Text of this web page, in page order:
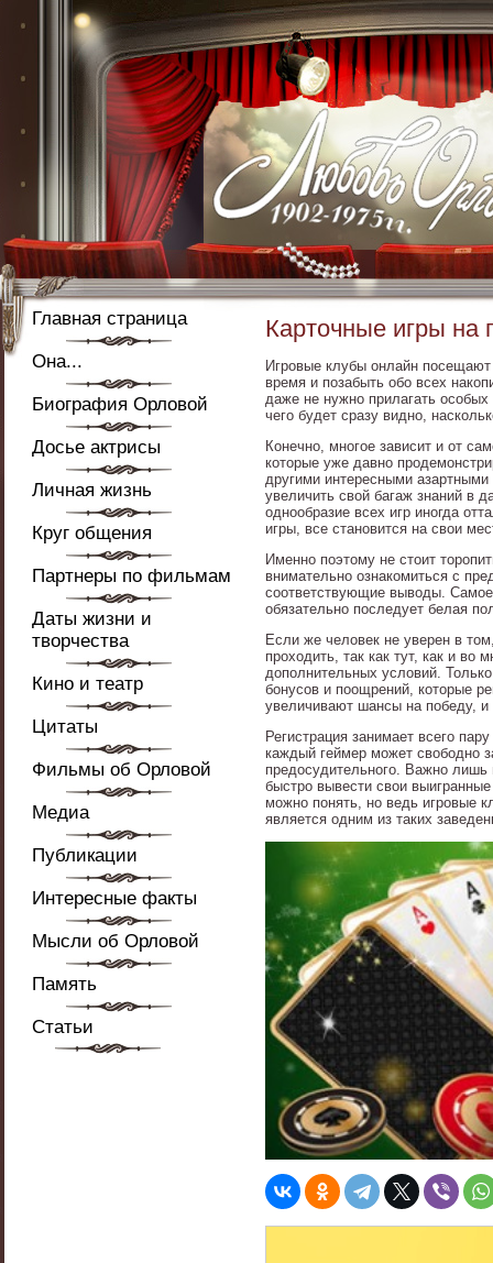
Главная страница
Она...
Биография Орловой
Досье актрисы
Личная жизнь
Круг общения
Партнеры по фильмам
Даты жизни и
творчества
Кино и театр
Цитаты
Фильмы об Орловой
Медиа
Публикации
Интересные факты
Мысли об Орловой
Память
Статьи
Карточные игры на
Игровые клубы онлайн
время и позабыть обо всех
даже не нужно прилагать особых
чего будет сразу видно,
Конечно, многое зависит и от
которые уже давно
другими интересными
увеличить свой багаж знаний в
однообразие всех игр иногда
игры, все становится на свои
Именно поэтому не стоит
внимательно ознакомиться с
соответствующие выводы. Самое
обязательно последует белая
Если же человек не уверен в
проходить, так как тут, как и во
дополнительных условий.
бонусов и поощрений, которые
увеличивают шансы на победу,
Регистрация занимает всего
каждый геймер может свободно
предосудительного. Важно
быстро вывести свои
можно понять, но ведь игровые
является одним из таких